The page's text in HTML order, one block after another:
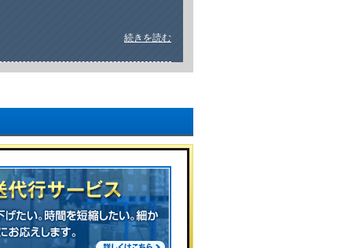
続きを読む